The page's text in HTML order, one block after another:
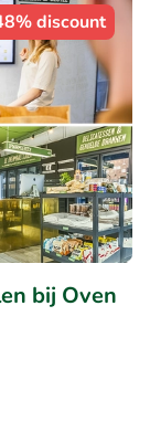
discount
bij Oven